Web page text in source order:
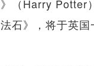
（Harry Potter
石》，将于英